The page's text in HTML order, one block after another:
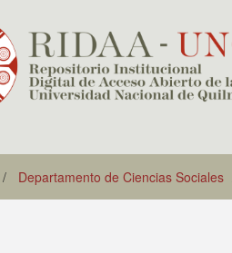
Departamento de Ciencias Sociales